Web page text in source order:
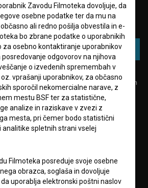
PRIJAVA
in dajem soglasje za zbiranje, hrambo in
Zavodu Filmoteka dovoljuje, da
osebne podatke ter da mu na
ali redno pošilja obvestila in e-
bo zbrane podatke o uporabnikih
za osebno kontaktiranje uporabnikov
posredovanje odgovorov na njihova
o izvedenih spremembah v
vprašanji uporabnikov, za občasno
sporočil nekomercialne narave, z
mestu BSF ter za statistične,
analize in raziskave v zvezi z
mesta, pri čemer bodo statistični
spletnih strani vselej
Filmoteka posreduje svoje osebne
obrazca, soglaša in dovoljuje
uporablja elektronski poštni naslov